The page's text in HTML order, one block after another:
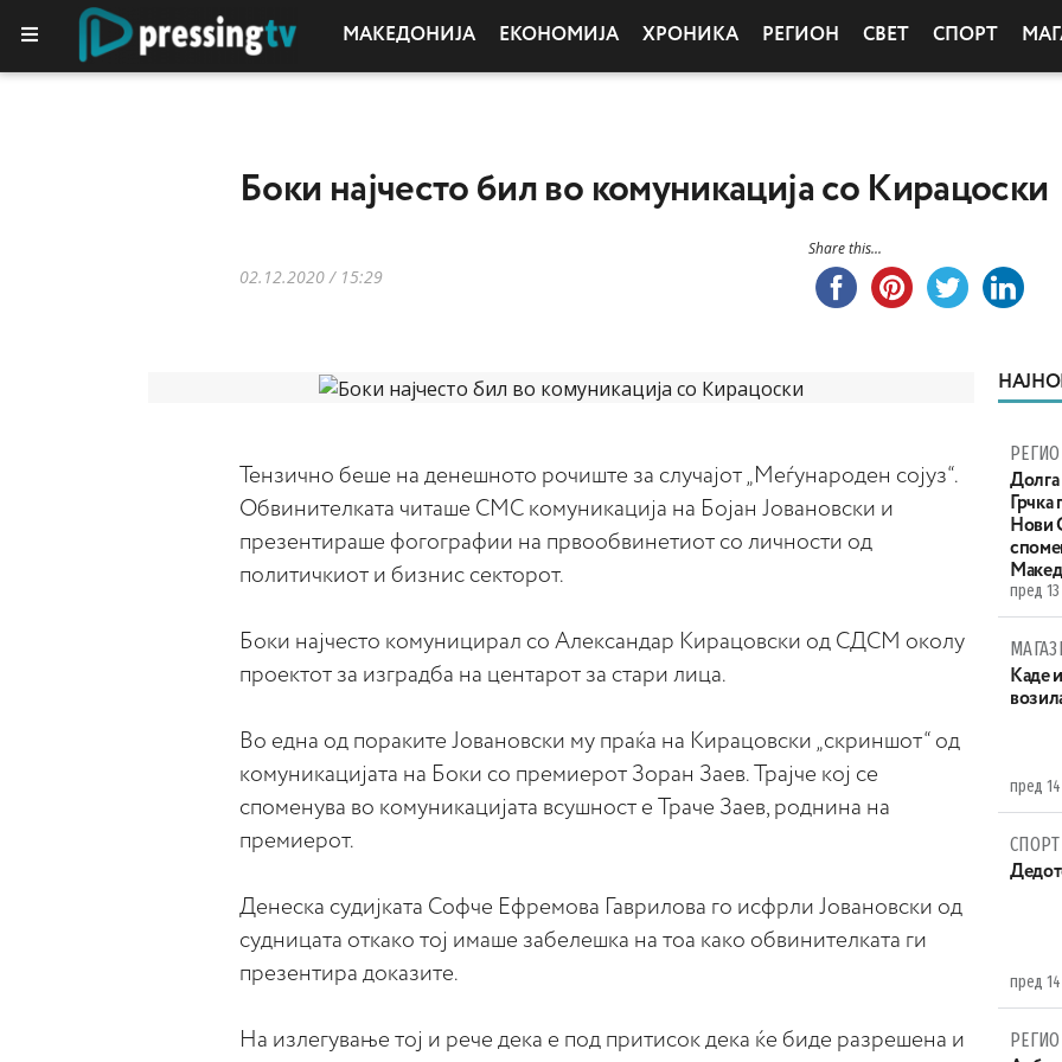
МАКЕДОНИЈА ЕКОНОМИЈА ХРОНИКА РЕГИОН СВЕТ СПОРТ
Боки најчесто бил во комуникација со Кирацоски
02.12.2020 / 15:29
Share this...
Тензично беше на денешното рочиште за случајот „Меѓународен сојуз“.
Обвинителката читаше СМС комуникација на Бојан Јовановски и
презентираше фогографии на првообвинетиот со личности од
политичкиот и бизнис секторот.
Боки најчесто комуницирал со Александар Кирацовски од СДСМ околу
проектот за изградба на центарот за стари лица.
Во една од пораките Јовановски му праќа на Кирацовски „скриншот“ од
комуникацијата на Боки со премиерот Зоран Заев. Трајче кој се
споменува во комуникацијата всушност е Траче Заев, роднина на
премиерот.
Денеска судијката Софче Ефремова Гаврилова го исфрли Јовановски од
судницата откако тој имаше забелешка на тоа како обвинителката ги
презентира доказите.
На излегување тој и рече дека е под притисок дека ќе биде разрешена и
Долга
Нови
пред
Каде
пред
СПОРТ
пред